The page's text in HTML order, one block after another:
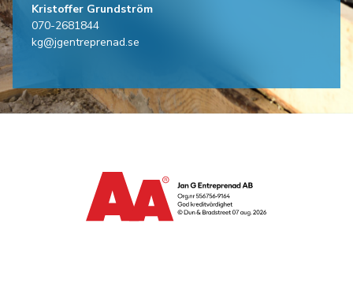
Kristoffer Grundström
070-2681844
kg@jgentreprenad.se